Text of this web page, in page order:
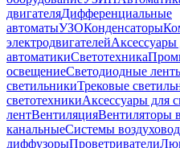
двигателяДифференциальные
автоматыУЗОКонденсаторы
электродвигателейАксессуары
автоматикиСветотехника
освещениеСветодиодные
светильникиТрековые
светотехникиАксессуары для
лентВентиляцияВентиляторы
канальныеСистемы
диффузорыПроветриватели